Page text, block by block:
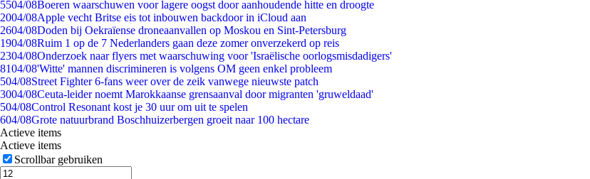
5504/08Boeren waarschuwen voor lagere oogst door aanhoudende hitte en droogte
2004/08Apple vecht Britse eis tot inbouwen backdoor in iCloud aan
2604/08Doden bij Oekraïense droneaanvallen op Moskou en Sint-Petersburg
1904/08Ruim 1 op de 7 Nederlanders gaan deze zomer onverzekerd op reis
2304/08Onderzoek naar flyers met waarschuwing voor 'Israëlische oorlogsmisdadigers'
8104/08'Witte' mannen discrimineren is volgens OM geen enkel probleem
504/08Street Fighter 6-fans weer over de zeik vanwege nieuwste patch
3004/08Ceuta-leider noemt Marokkaanse grensaanval door migranten 'gruweldaad'
504/08Control Resonant kost je 30 uur om uit te spelen
604/08Grote natuurbrand Boschhuizerbergen groeit naar 100 hectare
Actieve items
Actieve items
Scrollbar gebruiken